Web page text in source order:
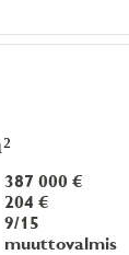
387 000 €
204 €
9/15
muuttovalmis